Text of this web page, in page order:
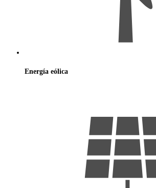
Energía eólica